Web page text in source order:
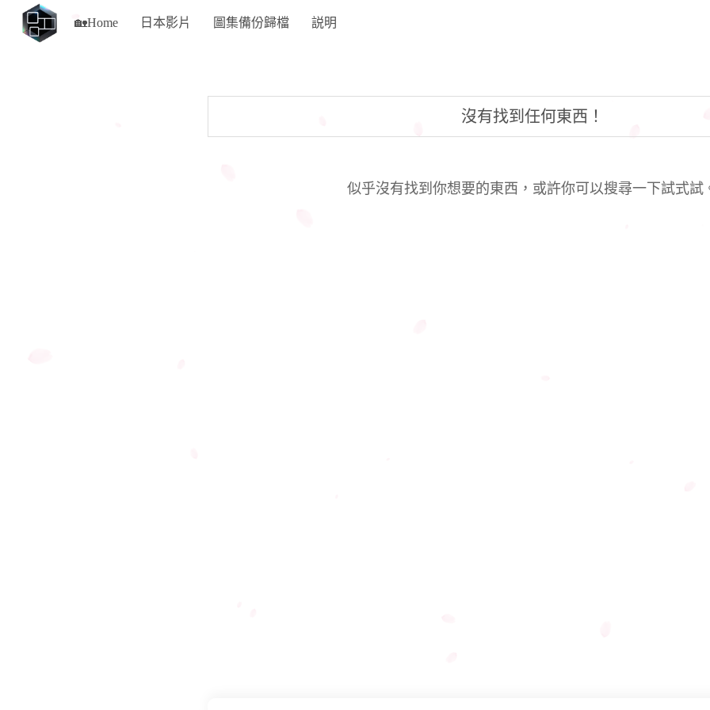
🏡Home 日本影片 圖集備份歸檔 説明
沒有找到任何東西！
似乎沒有找到你想要的東西，或許你可以搜尋一下試式試